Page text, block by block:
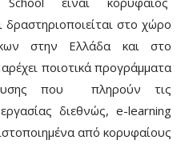
δραστηριοποιείται στο χώρο
στην Ελλάδα και στο
ποιοτικά προγράμματα
που πληρούν τις
διεθνώς, e-learning
από κορυφαίους